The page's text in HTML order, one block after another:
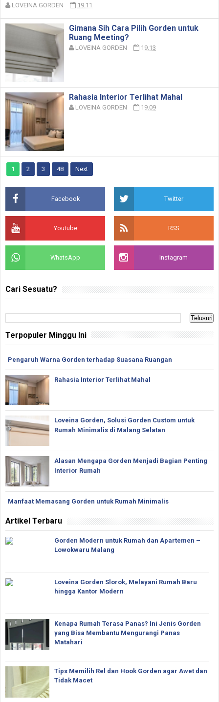
LOVEINA GORDEN 19.11
Gimana Sih Cara Pilih Gorden untuk
Ruang Meeting?
LOVEINA GORDEN 19.13
Rahasia Interior Terlihat Mahal
LOVEINA GORDEN 19.09
1 2 3 48 Next
Facebook Twitter
Youtube RSS
WhatsApp Instagram
Cari Sesuatu?
Terpopuler Minggu Ini
Pengaruh Warna Gorden terhadap Suasana Ruangan
Rahasia Interior Terlihat Mahal
Loveina Gorden, Solusi Gorden Custom untuk
Rumah Minimalis di Malang Selatan
Alasan Mengapa Gorden Menjadi Bagian Penting
Interior Rumah
Manfaat Memasang Gorden untuk Rumah Minimalis
Artikel Terbaru
Gorden Modern untuk Rumah dan Apartemen –
Lowokwaru Malang
Loveina Gorden Slorok, Melayani Rumah Baru
hingga Kantor Modern
Kenapa Rumah Terasa Panas? Ini Jenis Gorden
yang Bisa Membantu Mengurangi Panas
Matahari
Tips Memilih Rel dan Hook Gorden agar Awet dan
Tidak Macet